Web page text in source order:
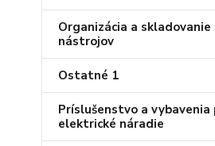
Organizácia a skladovanie
nástrojov
Ostatné 1
Príslušenstvo a vybavenia
elektrické náradie